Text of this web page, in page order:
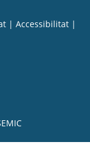
Accessibilitat